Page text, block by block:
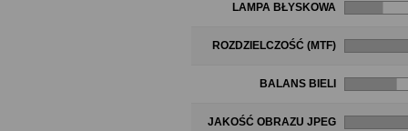
LAMPA BŁYSKOWA
ROZDZIELCZOŚĆ (MTF)
BALANS BIELI
JAKOŚĆ OBRAZU JPEG